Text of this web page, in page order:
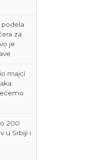
za
je
u Srbiji i